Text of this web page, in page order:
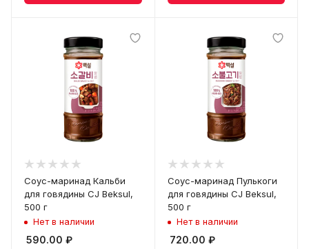
Соус-маринад Кальби
для говядины CJ Beksul,
500 г
Нет в наличии
590.00 ₽
Соус-маринад Пулькоги
для говядины CJ Beksul,
500 г
Нет в наличии
720.00 ₽